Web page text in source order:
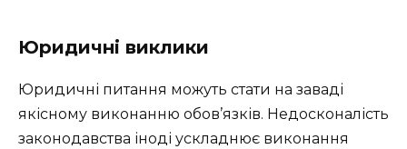
Юридичні виклики
Юридичні питання можуть стати на заваді
якісному виконанню обов’язків. Недосконалість
законодавства іноді ускладнює виконання